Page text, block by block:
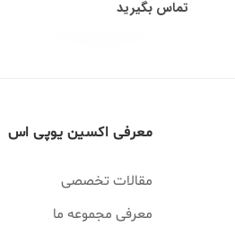
تماس بگیرید
معرفی اکسین یوپی اس
مقالات تخصصی
معرفی مجموعه ما